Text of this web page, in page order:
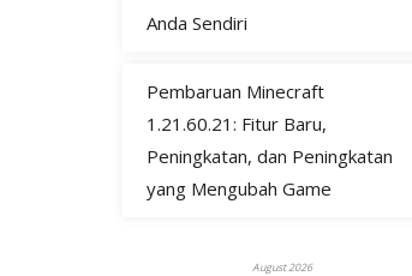
Anda Sendiri
Pembaruan Minecraft
1.21.60.21: Fitur Baru,
Peningkatan, dan Peningkatan
yang Mengubah Game
August 2026